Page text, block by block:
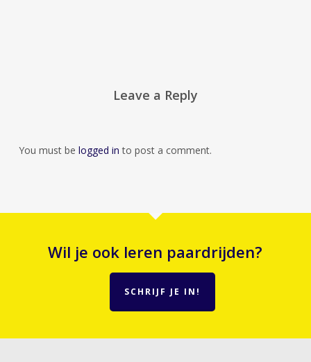
Leave a Reply
You must be logged in to post a comment.
Wil je ook leren paardrijden?
SCHRIJF JE IN!